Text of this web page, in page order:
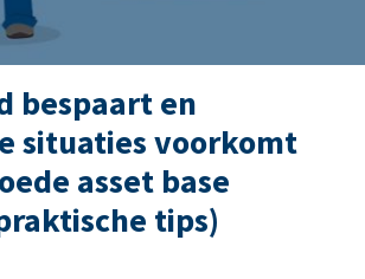
bespaart en
situaties voorkomt
asset base
tips)